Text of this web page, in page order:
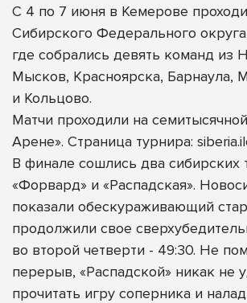
С 4 по 7 июня в Кемерове
Сибирского Федерального
где собрались девять команд из
Мысков, Красноярска, Барнаула,
и Кольцово.
Матчи проходили на
Арене». Страница турнира:
В финале сошлись два сибирских
«Форвард» и «Распадская».
показали обескураживающий
продолжили свое
во второй четверти - 49:30. Не
перерыв, «Распадской» никак не
прочитать игру соперника и